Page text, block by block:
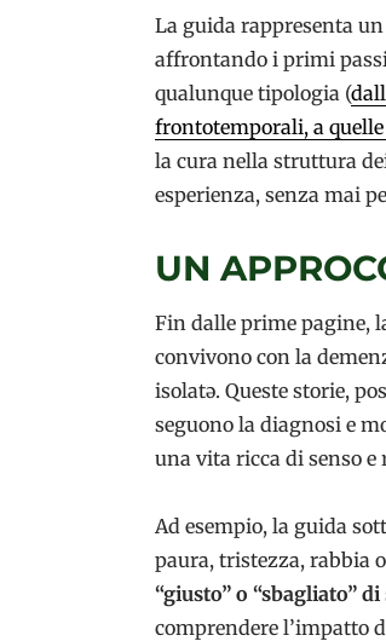
La guida rappresenta
affrontando i primi
qualunque tipologia (
frontotemporali, a quelle
la cura nella struttura
esperienza, senza mai
UN
Fin dalle prime pagine,
convivono con la
isolatə. Queste storie,
seguono la diagnosi e
una vita ricca di senso e
Ad esempio, la guida
paura, tristezza, rabbia
“giusto” o “sbagliato”
comprendere l’impatto